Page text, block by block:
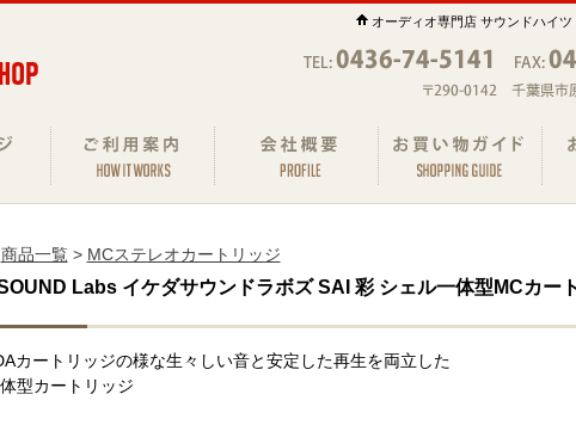
オーディオ専門店 サウンドハイ
商品一覧> MCステレオカートリッジ
Labs イケダサウンドラボズ SAI 彩 シェル一体型MCカー
カートリッジの様な生々しい音と安定した再生を両立した
型カートリッジ